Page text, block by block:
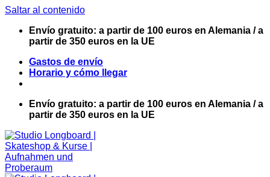
Saltar al contenido
Envío gratuito: a partir de 100 euros en Alemania / a
partir de 350 euros en la UE
Gastos de envío
Horario y cómo llegar
Envío gratuito: a partir de 100 euros en Alemania / a
partir de 350 euros en la UE